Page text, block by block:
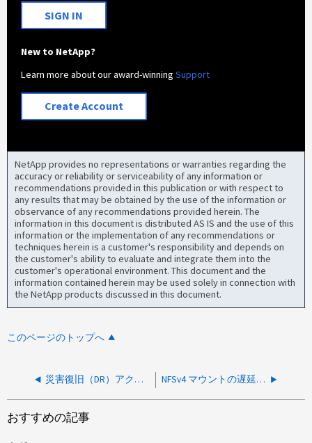
SIGN IN
New to NetApp?
Learn more about our award-winningSupport
Create Account
NetApp provides no representations or warranties regarding the
accuracy or reliability or serviceability of any information or
recommendations provided in this publication or with respect to
any results that may be obtained by the use of the information or
observance of any recommendations provided herein. The
information in this document is distributed AS IS and the use of this
information or the implementation of any recommendations or
techniques herein is a customer's responsibility and depends on
the customer's ability to evaluate and integrate them into the
customer's operational environment. This document and the
information contained herein may be used solely in connection with
the NetApp products discussed in this document.
このページのトップへ
災害復旧（DR）アクティビティ後にNFSv4 Kerberos認証が失敗する（ONTAP 9） NFSv4 マウントの遅延とクライアント側のタイムアウト
おすすめの記事